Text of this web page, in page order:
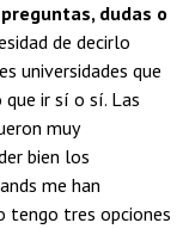
dudas o
de decirlo
universidades que
ir sí o sí. Las
muy
bien los
me han
tengo tres opciones